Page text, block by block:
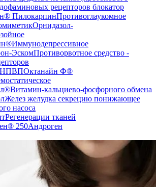
рецепторов блокатор
ПилокарпинПротивоглаукомное
Орнидазол-
Иммунодепрессивное
ЭскомПротиворвотное средство -
НПВПОктанайн Ф®
Витамин-кальциево-фосфорного обмена
Желез желудка секрецию понижающее
насоса
Регенерации тканей
250Андроген